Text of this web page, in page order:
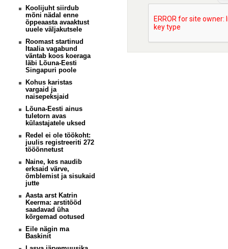
Koolijuht siirdub
mõni nädal enne
õppeaasta avaaktust
uuele väljakutsele
Roomast startinud
Itaalia vagabund
väntab koos koeraga
läbi Lõuna-Eesti
Singapuri poole
Kohus karistas
vargaid ja
naisepeksjaid
Lõuna-Eesti ainus
tuletorn avas
külastajatele uksed
Redel ei ole töökoht:
juulis registreeriti 272
tööõnnetust
Naine, kes naudib
erksaid värve,
õmblemist ja sisukaid
jutte
Aasta arst Katrin
Keerma: arstitööd
saadavad üha
kõrgemad ootused
Eile nägin ma
Baskinit